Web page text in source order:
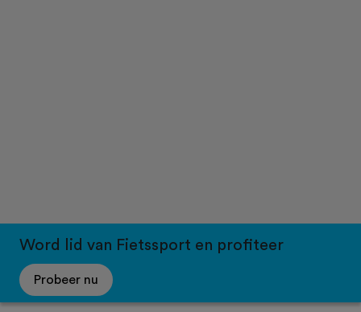
Word lid van Fietssport en profiteer
Probeer nu